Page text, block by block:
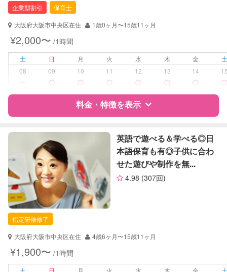
対応可能/特徴
早朝対応
病児対応 病児、病後児、ともに不可
障がい児対応 対応可否は個別に相談
レッスン
絵・工作レッスン
定期予約
お子様の撮影
（定期特典）
対応可能
企業型割引
保育士
大阪府大阪市中央区在住
1歳0ヶ月〜15歳11ヶ月
¥2,000〜 /1時間
土 日 月 火 水 木 金
08
09 10 11 12 13 14
料金・特徴を表示
特徴 料金 レビュー
サポートの特徴
資格
企業型割引対象(旧内閣府補助対象)
自治体届出済ベビーシッター
保育士
対応可能/特徴
送迎サポート
病児対応 病児、病後児、ともに不可
英語で遊べる＆学べる◎日
本語保育も有◎子供に合わ
せた遊びや制作を無...
4.98 (307回)
指定研修修了
大阪府大阪市中央区在住
4歳6ヶ月〜15歳11ヶ月
¥1,900〜 /1時間